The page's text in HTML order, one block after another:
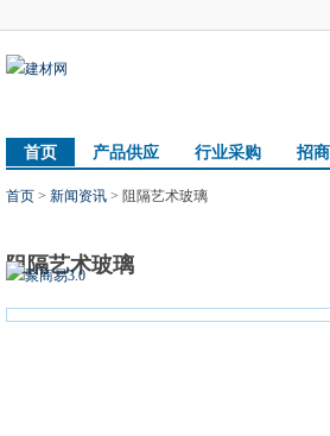
首页 产品供应 行业采购 招
首页 > 新闻资讯 > 阻隔艺术玻璃
阻隔艺术玻璃